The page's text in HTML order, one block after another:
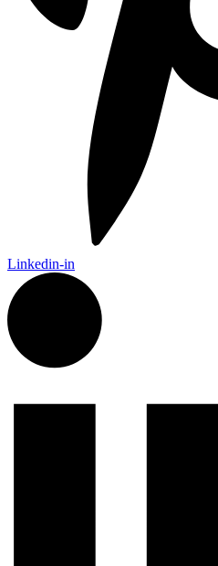
Linkedin-in